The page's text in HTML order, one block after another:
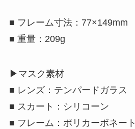
■ フレーム寸法：77×149mm
■ 重量：209g
▶ マスク素材
■ レンズ：テンパードガラス
■ スカート：シリコーン
■ フレーム：ポリカーボネート